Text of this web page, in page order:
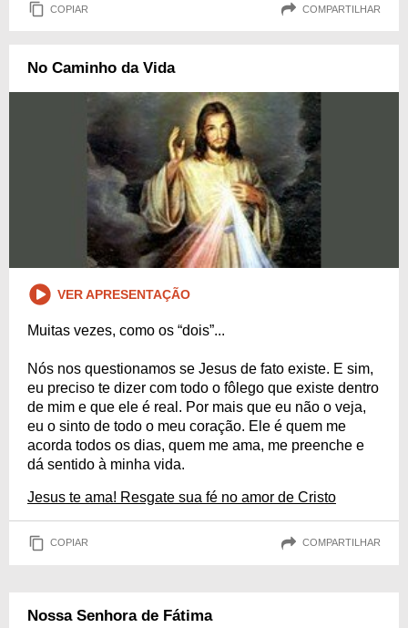
COPIAR COMPARTILHAR
No Caminho da Vida
VER APRESENTAÇÃO
Muitas vezes, como os “dois”...
Nós nos questionamos se Jesus de fato existe. E sim,
eu preciso te dizer com todo o fôlego que existe dentro
de mim e que ele é real. Por mais que eu não o veja,
eu o sinto de todo o meu coração. Ele é quem me
acorda todos os dias, quem me ama, me preenche e
dá sentido à minha vida.
Jesus te ama! Resgate sua fé no amor de Cristo
COPIAR COMPARTILHAR
Nossa Senhora de Fátima